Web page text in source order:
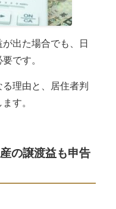
用は同じようには
税率の関係
の1月1日時点で分
得の税率差
たときの売却益
の利益は小さく見
出た場合でも、日
です。
理由と、居住者判
す。
の譲渡益も申告